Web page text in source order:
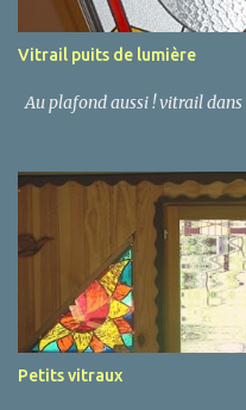
Vitrail puits de lumière
Au plafond aussi ! vitrail
Petits vitraux